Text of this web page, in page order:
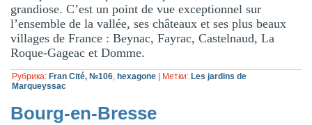
grandiose. C’est un point de vue exceptionnel sur
l’ensemble de la vallée, ses châteaux et ses plus beaux
villages de France : Beynac, Fayrac, Castelnaud, La
Roque-Gageac et Domme.
Рубрика: Fran Cité, №106, hexagone Метки: Les jardins de
Marqueyssac
Bourg-en-Bresse